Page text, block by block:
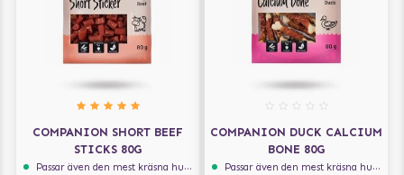
COMPANION SHORT BEEF
STICKS 80G
Passar även den mest kräsna hunden
COMPANION DUCK CALCIUM
BONE 80G
Passar även den mest kräsna hunden